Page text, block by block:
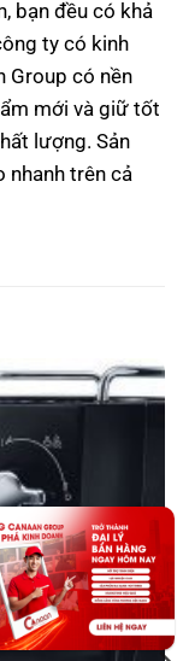
bạn đều có khả
ty có kinh
Group có nền
mới và giữ tốt
lượng. Sản
nhanh trên cả